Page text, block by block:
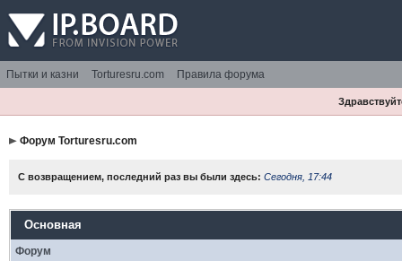
Пытки и казни Torturesru.com Правила форума
Форум Torturesru.com
С возвращением, последний раз вы были здесь: Сегодня, 17:44
Основная
Форум